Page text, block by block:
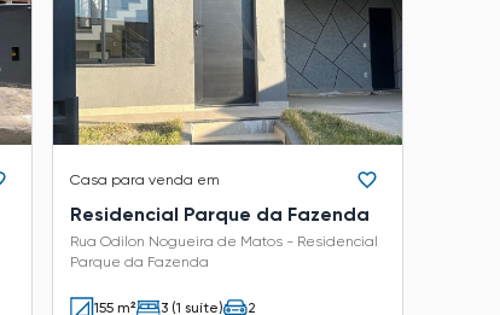
Casa para venda em
Residencial Parque da Fazenda
Rua Odilon Nogueira de Matos - Residencial
Parque da Fazenda
155 m² 3 (1 suíte) 2